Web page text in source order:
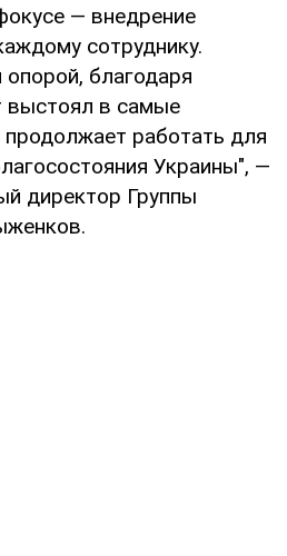
— внедрение
сотруднику.
благодаря
выстоял в самые
работать для
Украины", —
директор Группы